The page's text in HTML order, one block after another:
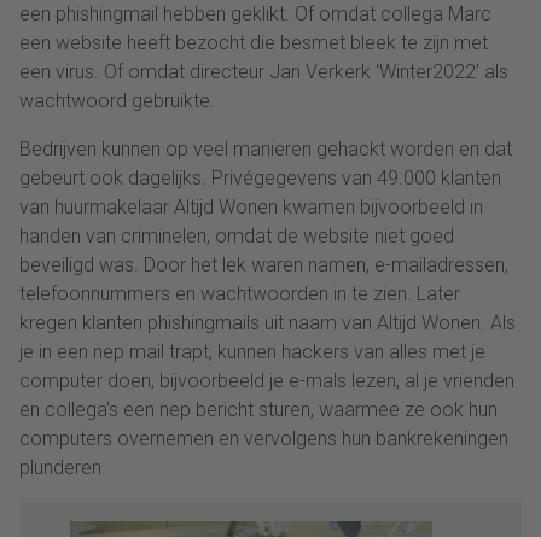
een phishingmail hebben geklikt. Of omdat collega Marc
een website heeft bezocht die besmet bleek te zijn met
een virus. Of omdat directeur Jan Verkerk ‘Winter2022’ als
wachtwoord gebruikte.
Bedrijven kunnen op veel manieren gehackt worden en dat
gebeurt ook dagelijks. Privégegevens van 49.000 klanten
van huurmakelaar Altijd Wonen kwamen bijvoorbeeld in
handen van criminelen, omdat de website niet goed
beveiligd was. Door het lek waren namen, e-mailadressen,
telefoonnummers en wachtwoorden in te zien. Later
kregen klanten phishingmails uit naam van Altijd Wonen. Als
je in een nep mail trapt, kunnen hackers van alles met je
computer doen, bijvoorbeeld je e-mals lezen, al je vrienden
en collega’s een nep bericht sturen, waarmee ze ook hun
computers overnemen en vervolgens hun bankrekeningen
plunderen.